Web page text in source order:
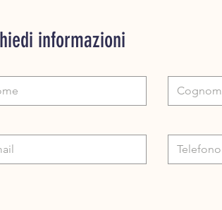
informazioni